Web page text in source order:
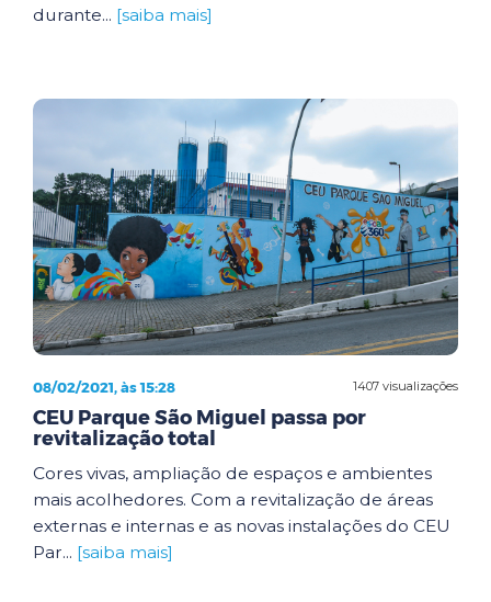
durante... [saiba mais]
1407 visualizações
08/02/2021, às 15:28
CEU Parque São Miguel passa por
revitalização total
Cores vivas, ampliação de espaços e ambientes
mais acolhedores. Com a revitalização de áreas
externas e internas e as novas instalações do CEU
Par... [saiba mais]